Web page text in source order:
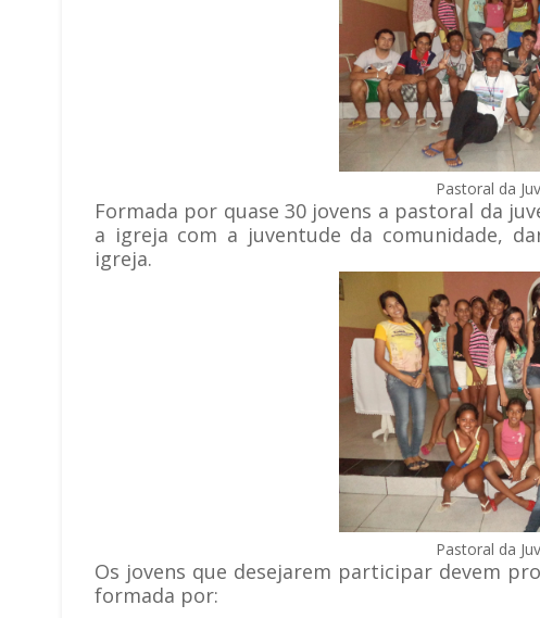
Pastoral da
Formada por quase 30 jovens a pastoral da
a igreja com a juventude da comunidade,
igreja.
Pastoral da
Os jovens que desejarem participar devem
formada por: